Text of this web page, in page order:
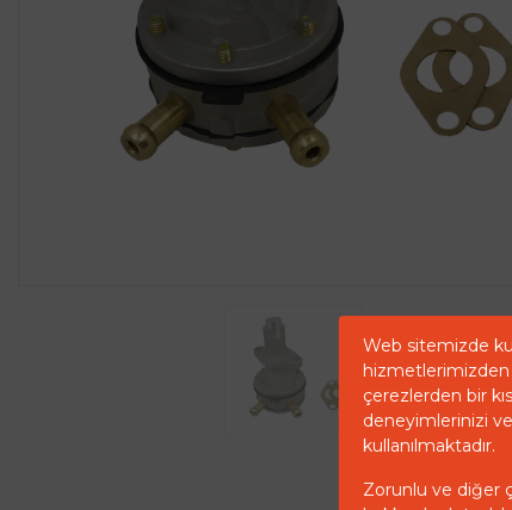
Web sitemizde
hizmetlerimizden
çerezlerden bir
deneyimlerinizi
kullanılmaktadır.
Zorunlu ve diğer